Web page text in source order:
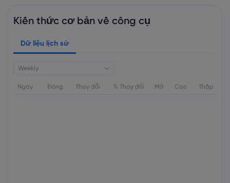
Kiến thức cơ bản về công cụ
Dữ liệu lịch sử
Weekly
Ngày Đóng Thay đổi % Thay đổi Mở Cao Thấp